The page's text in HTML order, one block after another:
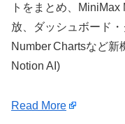
トをまとめ、
放、ダッシュボード
Number Chartsなど
Notion AI)
Read More